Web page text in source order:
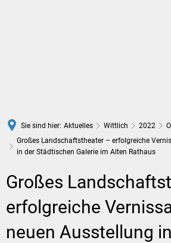
Sie sind hier: Aktuelles Wittlich 2022
Großes Landschaftstheater – erfolgreiche
in der Städtischen Galerie im Alten Rathaus
Großes
erfolgreiche
neuen Ausstellung